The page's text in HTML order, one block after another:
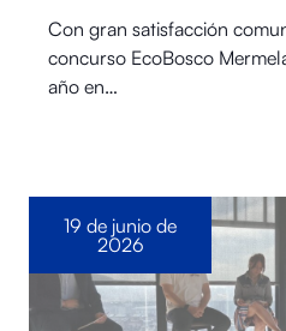
Con gran satisfacción
concurso EcoBosco
año en…
19 de junio de
2026